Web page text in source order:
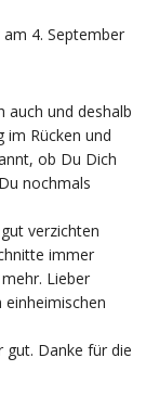
am 4. September
auch und deshalb
im Rücken und
ob Du Dich
nochmals
verzichten
immer
Lieber
Danke für die